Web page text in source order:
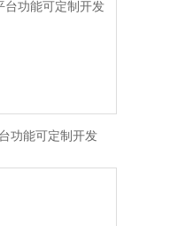
功能可定制开发